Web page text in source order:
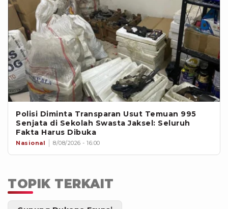
Polisi Diminta Transparan Usut Temuan 995
Senjata di Sekolah Swasta Jaksel: Seluruh
Fakta Harus Dibuka
Nasional 8/08/2026 - 16:00
TOPIK TERKAIT